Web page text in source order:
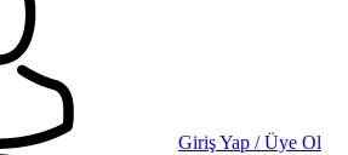
Giriş Yap / Üye Ol